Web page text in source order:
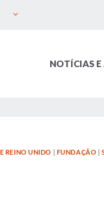
NOTÍCIAS
REINO UNIDO | FUNDAÇÃO |